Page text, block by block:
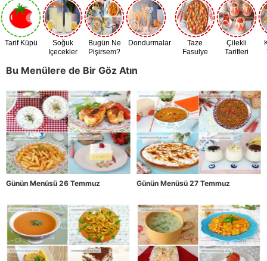
Tarif Küpü
Soğuk
İçecekler
Bugün Ne
Pişirsem?
Dondurmalar
Taze
Fasulye
Çilekli
Tarifleri
Bu Menülere de Bir Göz Atın
Günün Menüsü 26 Temmuz Günün Menüsü 27 Temmuz